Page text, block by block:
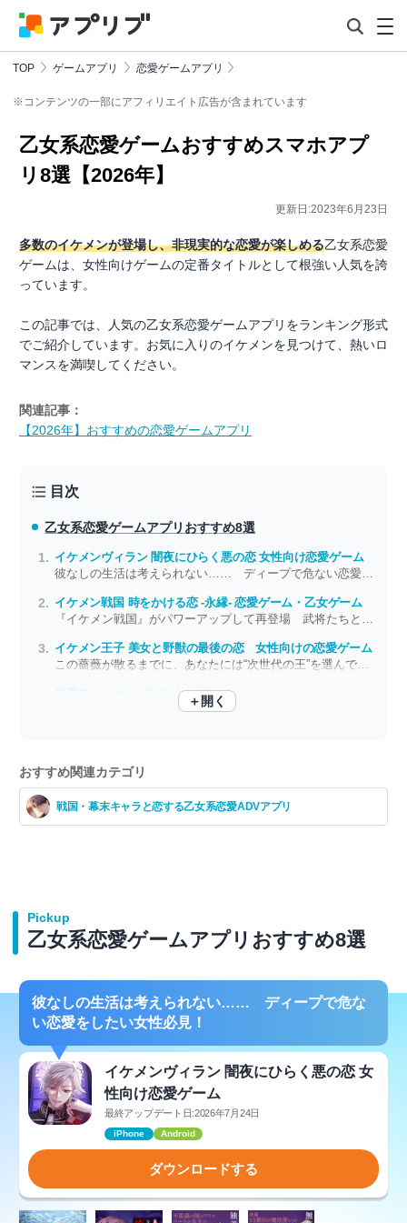
TOP ゲームアプリ 恋愛ゲームアプリ
※コンテンツの一部にアフィリエイト広告が含まれています
乙女系恋愛ゲームおすすめスマホアプ
リ8選【2026年】
更新日:2023年6月23日
多数のイケメンが登場し、非現実的な恋愛が楽しめる乙女系恋愛
ゲームは、女性向けゲームの定番タイトルとして根強い人気を誇
っています。
この記事では、人気の乙女系恋愛ゲームアプリをランキング形式
でご紹介しています。お気に入りのイケメンを見つけて、熱いロ
マンスを満喫してください。
関連記事：
【2026年】おすすめの恋愛ゲームアプリ
目次
乙女系恋愛ゲームアプリ おすすめ8選
イケメンヴィラン 闇夜にひらく悪の恋 女性向け恋愛ゲーム
彼なしの生活は考えられない…… ディープで危ない恋愛をしたい女性必見！
イケメン戦国 時をかける恋 -永縁- 恋愛ゲーム・乙女ゲーム
『イケメン戦国』がパワーアップして再登場 武将たちとの恋がまた蘇る
イケメン王子 美女と野獣の最後の恋 女性向けの恋愛ゲーム
この薔薇が散るまでに、あなたには“次世代の王”を選んでいただきます
秘密のメッセージはじめました
＋開く
おすすめ関連カテゴリ
戦国・幕末キャラと恋する乙女系恋愛ADVアプリ
Pickup
乙女系恋愛ゲームアプリおすすめ8選
彼なしの生活は考えられない…… ディープで危な
い恋愛をしたい女性必見！
イケメンヴィラン 闇夜にひらく悪の恋 女
性向け恋愛ゲーム
最終アップデート日:2026年7月24日
iPhone Android
ダウンロードする